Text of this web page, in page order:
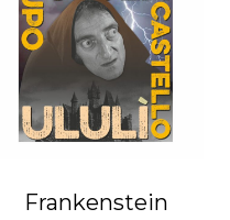
Frankenstein